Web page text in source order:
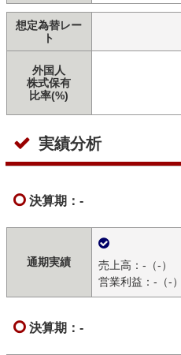
想定為替レー
ト
外国人
株式保有
比率(%)
実績分析
決算期：-
通期実績
売上高：-（-）
営業利益：-（-）
決算期：-